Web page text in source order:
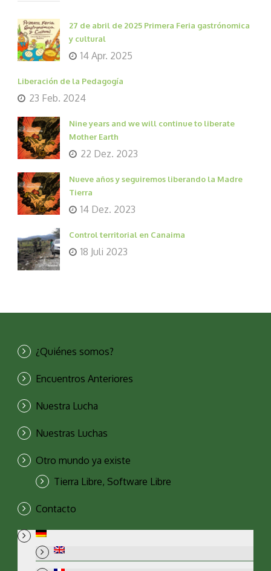
27 de abril de 2025 Primera Feria gastrónomica
y cultural
14 Apr. 2025
Liberación de la Pedagogía
23 Feb. 2024
Nine years and we will continue to liberate
Mother Earth
22 Dez. 2023
Nueve años y seguiremos liberando la Madre
Tierra
14 Dez. 2023
Control territorial en Canaima
18 Juli 2023
¿Quiénes somos?
Encuentros Anteriores
Nuestra Lucha
Nuestras Luchas
Otro mundo ya existe
Tierra Libre, Software Libre
Contacto